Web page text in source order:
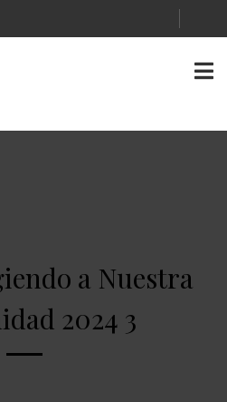
a Nuestra
2024 3